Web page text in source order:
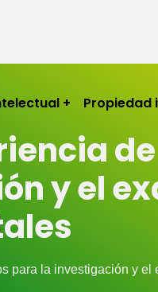
Propiedad
y el
para la investigación y